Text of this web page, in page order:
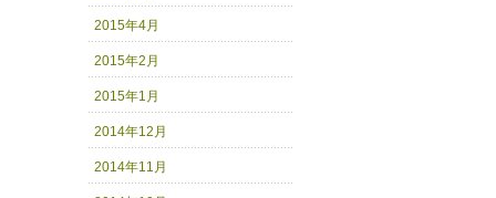
2015年4月
2015年2月
2015年1月
2014年12月
2014年11月